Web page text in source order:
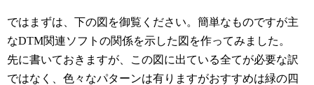
ではまずは、下の図を御覧ください。簡単なものですが主
なDTM関連ソフトの関係を示した図を作ってみました。
先に書いておきますが、この図に出ている全てが必要な訳
ではなく、色々なパターンは有りますがおすすめは緑の四